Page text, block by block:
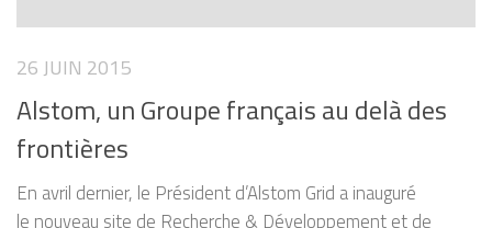
26 JUIN 2015
Alstom, un Groupe français au delà des
frontières
En avril dernier, le Président d’Alstom Grid a inauguré
le nouveau site de Recherche & Développement et de